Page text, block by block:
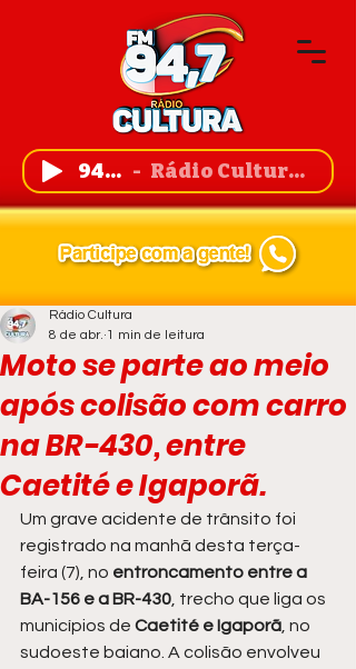
94,7 FM Rádio Cultura de Guanambi
Moto se parte ao meio
após colisão com carro
na BR-430, entre
Caetité e Igaporã.
Rádio Cultura
8 de abr. 1 min de leitura
Um grave acidente de trânsito foi
registrado na manhã desta terça-
feira (7), no entroncamento entre a
BA-156 e a BR-430 , trecho que liga os
municípios de Caetité e Igaporã , no
sudoeste baiano. A colisão envolveu